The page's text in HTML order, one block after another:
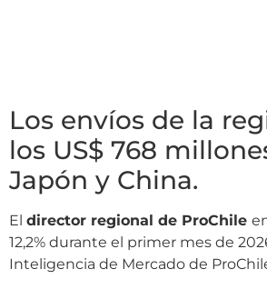
Los envíos de la
los US$ 768
Japón y China.
El director regional de ProChile
12,2% durante el primer mes de
Inteligencia de Mercado de